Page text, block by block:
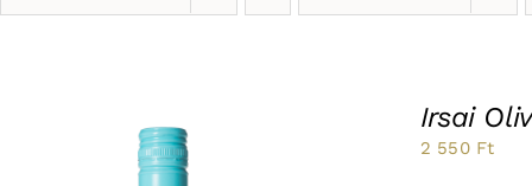
Irsai
2 550 Ft